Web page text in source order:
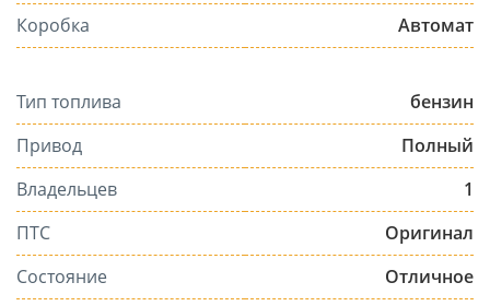
Коробка
Автомат
Тип топлива
бензин
Привод
Полный
Владельцев
1
ПТС
Оригинал
Состояние
Отличное